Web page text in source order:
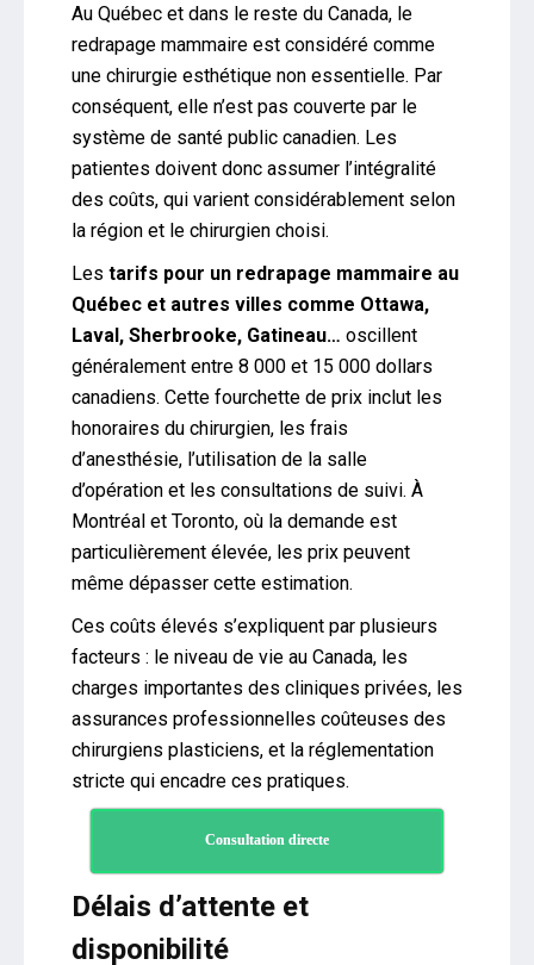
Au Québec et dans le reste du Canada, le
redrapage mammaire est considéré comme
une chirurgie esthétique non essentielle. Par
conséquent, elle n’est pas couverte par le
système de santé public canadien. Les
patientes doivent donc assumer l’intégralité
des coûts, qui varient considérablement selon
la région et le chirurgien choisi.
Les tarifs pour un redrapage mammaire au
Québec et autres villes comme Ottawa,
Laval, Sherbrooke, Gatineau… oscillent
généralement entre 8 000 et 15 000 dollars
canadiens. Cette fourchette de prix inclut les
honoraires du chirurgien, les frais
d’anesthésie, l’utilisation de la salle
d’opération et les consultations de suivi. À
Montréal et Toronto, où la demande est
particulièrement élevée, les prix peuvent
même dépasser cette estimation.
Ces coûts élevés s’expliquent par plusieurs
facteurs : le niveau de vie au Canada, les
charges importantes des cliniques privées, les
assurances professionnelles coûteuses des
chirurgiens plasticiens, et la réglementation
stricte qui encadre ces pratiques.
Consultation directe
Délais d’attente et
disponibilité